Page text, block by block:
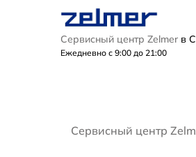
Сервисный центр Zelmer в
Ежедневно с 9:00 до 21:00
Сервисный центр